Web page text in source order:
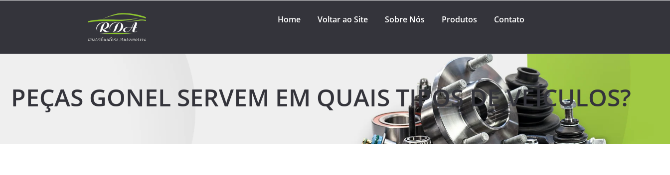
Home Voltar ao Site Sobre Nós Produtos Contato
PEÇAS GONEL SERVEM EM QUAIS TIPOS DE VEÍCULOS?